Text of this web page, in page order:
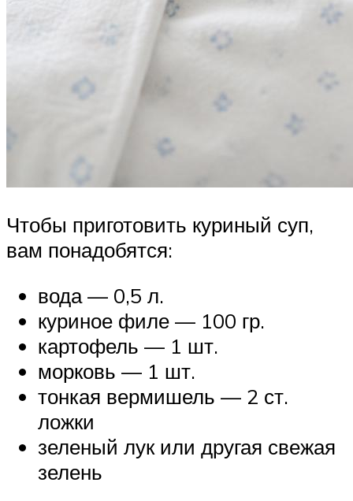
Чтобы приготовить куриный суп,
вам понадобятся:
вода — 0,5 л.
куриное филе — 100 гр.
картофель — 1 шт.
морковь — 1 шт.
тонкая вермишель — 2 ст.
ложки
зеленый лук или другая свежая
зелень